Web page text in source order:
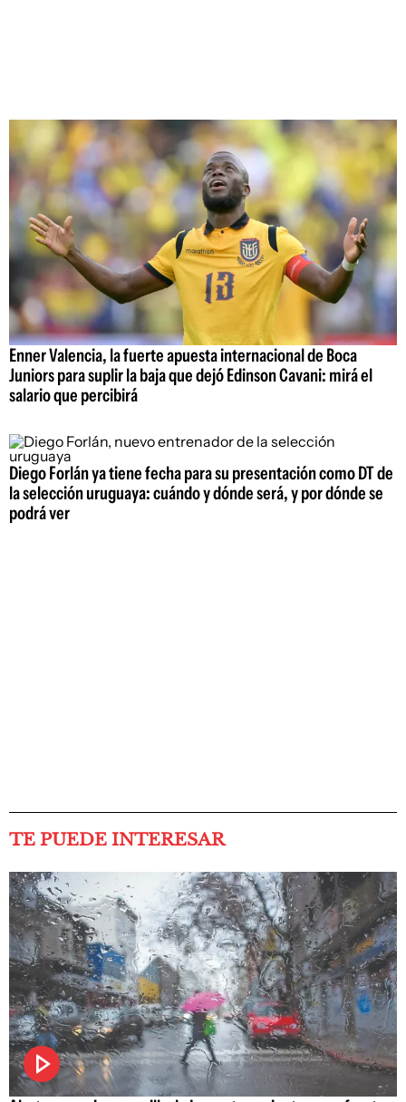
Enner Valencia, la fuerte apuesta internacional de Boca
Juniors para suplir la baja que dejó Edinson Cavani: mirá el
salario que percibirá
Diego Forlán ya tiene fecha para su presentación como DT de
la selección uruguaya: cuándo y dónde será, y por dónde se
podrá ver
TE PUEDE INTERESAR